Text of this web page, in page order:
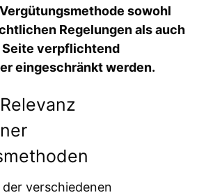
sowohl
Regelungen als auch
verpflichtend
eingeschränkt werden.
verschiedenen